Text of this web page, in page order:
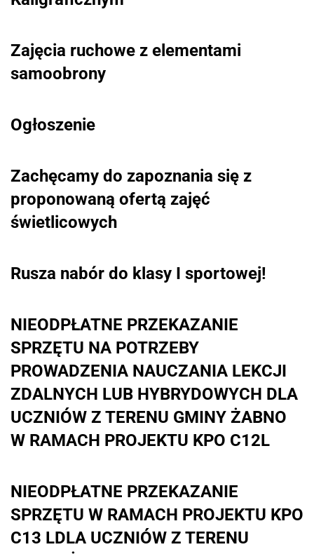
Zajęcia ruchowe z elementami
samoobrony
Ogłoszenie
Zachęcamy do zapoznania się z
proponowaną ofertą zajęć
świetlicowych
Rusza nabór do klasy I sportowej!
NIEODPŁATNE PRZEKAZANIE
SPRZĘTU NA POTRZEBY
PROWADZENIA NAUCZANIA LEKCJI
ZDALNYCH LUB HYBRYDOWYCH DLA
UCZNIÓW Z TERENU GMINY ŻABNO
W RAMACH PROJEKTU KPO C12L
NIEODPŁATNE PRZEKAZANIE
SPRZĘTU W RAMACH PROJEKTU KPO
C13 LDLA UCZNIÓW Z TERENU